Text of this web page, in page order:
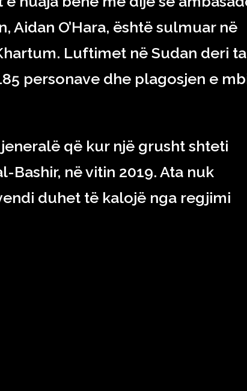
Aidan O’Hara, është sulmuar në
Luftimet në Sudan deri
personave dhe plagosjen e
që kur një grusht shteti
Bashir, në vitin 2019. Ata nuk
duhet të kalojë nga regjimi